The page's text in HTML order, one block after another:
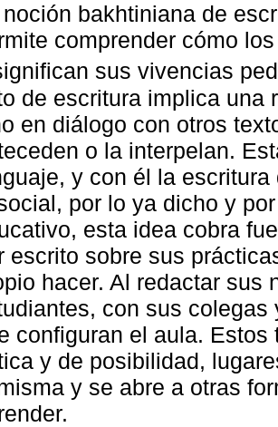
noción bakhtiniana de
comprender cómo
sus vivencias
de escritura implica una
en diálogo con otros
o la interpelan.
y con él la
por lo ya dicho y
esta idea cobra
escrito sobre sus
hacer. Al redactar sus
con sus
configuran el aula.
y de posibilidad,
y se abre a otras